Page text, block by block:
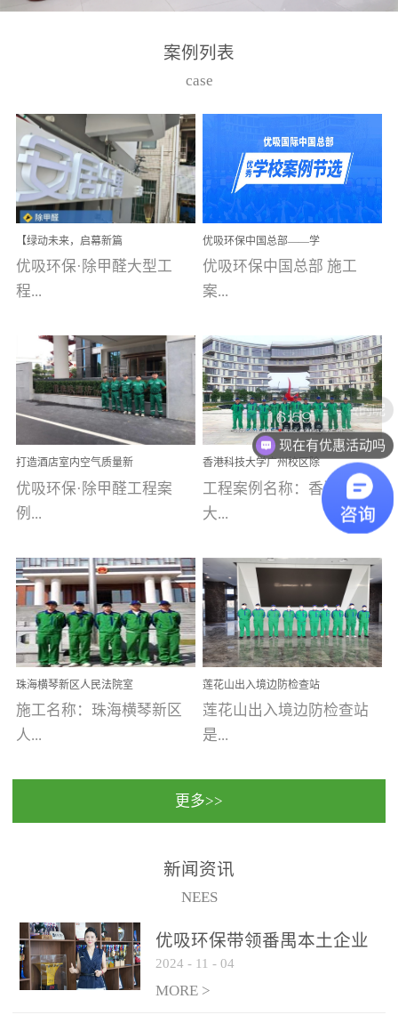
高技能的团队。汇聚了众
取得了多项产品技术专利
和多项国家版权局著作
权，获得高新技术企业称
号。生产优势自主生产自
给自足，优吸公司于2015
在广州番禺区成功建立产
品线生产基地，工厂拥有
自动化生产设备和成熟的
选择源头源材料、严控产
品质量，我们每一批的生
产产品都经过严格的质检
程序；生产车间为优吸总
部和全国分支机构生产光
触媒、净醛王、祛味剂等
优吸系列产品，保质保量
完成生产任务，确保全国
求。资质优势团队优势分
支优势优吸环保是一棵正
茁壮成长的树，只要我们
人人都爱护她、珍惜她、
她将越来越枝繁叶茂，终
将会成为一棵参天大树！
优吸环保截止2020年拥有
全国600家网点分支机构。
案例列表
case
【绿动未来，启幕新篇
章】优吸环保中标深圳安
居乐寓，超大型工装室内
空气治理项目顺利启航，
优吸环保·除甲醛大型工
程...
案例【深圳安居乐寓】室
内空气治理项目深圳安居
乐寓 深圳市安居乐寓
为深圳安居集团旗下城...
优吸环保中国总部——学
校施工案例(节选)
优吸环保中国总部 施工
案...
例(学校工装节选)广州南沙
小学(珠江湾校区)项目地
址：广州市南沙区海滨路
南沙珠江湾江门市蓬江区
禾...
打造酒店室内空气质量新
标杆——优吸环保·标杆之
作：东莞美豪雅致酒店室
内空气治理工程纪实
优吸环保·除甲醛工程案
例...
【东莞美豪雅致酒店】室
内空气治理项目东莞美豪
雅致酒店 东莞美豪雅
致酒店是为中高端人士...
香港科技大学广州校区除
甲醛项目圆满完成
工程案例名称：香港科技
大...
学广州校区室内空气治
理 工程案例地址：广
州南沙区·香港科技大学(广
州)校区 工程案...
珠海横琴新区人民法院室
内除甲醛空气治理项目
施工名称：珠海横琴新区
人...
民法院室内除甲醛空气治
保施工日期：2020年1月珠
莲花山出入境边防检查站
室内除甲醛空气治理项目
莲花山出入境边防检查站
是...
国家通过设在对外开放口
（及各出入境边防检查
更多>>
新闻资讯
NEES
优吸环保带领番禺本​土企业
勇敢破局向“新”
2024 - 11 - 04
MORE >
现在有优惠活动吗